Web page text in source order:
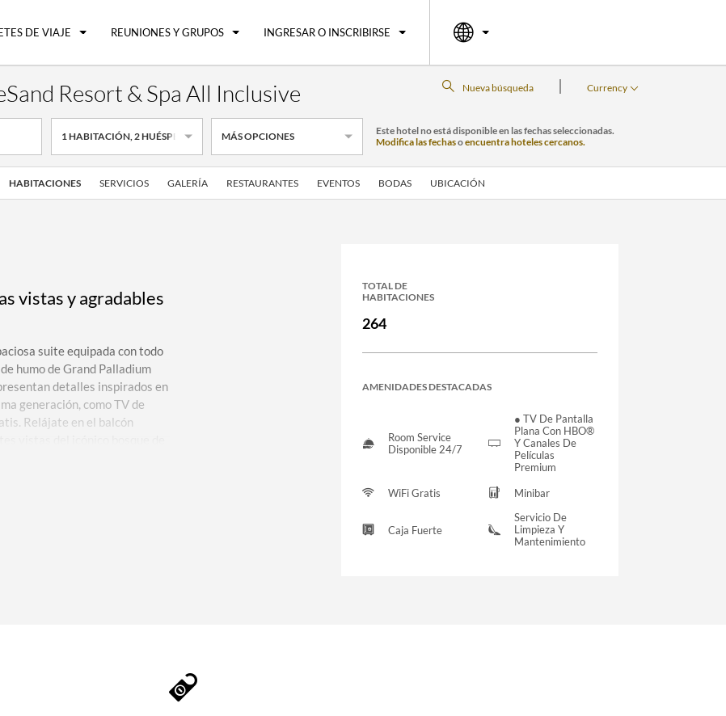
DE VIAJE REUNIONES Y GRUPOS INGRESAR O INSCRIBIRSE
Resort & Spa All Inclusive Nueva búsqueda | Currency
1HABITACIÓN,2HUÉSPEDES POR HABITACIÓN
MÁS OPCIONES
Este hotel no está disponible en las fechas seleccionadas.
Modifica las fechasoencuentra hoteles cercanos.
HABITACIONES SERVICIOS GALERÍA RESTAURANTES EVENTOS BODAS UBICACIÓN
TOTAL DE
HABITACIONES
264
AMENIDADES DESTACADAS
Room Service
Disponible 24/7
● TV De Pantalla
Plana Con HBO®
Y Canales De
Películas
Premium
WiFi Gratis
Minibar
Caja Fuerte
Servicio De
Limpieza Y
Mantenimiento
vistas y agradables
suite equipada con todo
humo de Grand Palladium
detalles inspirados en
generación, como TV de
Relájate en el balcón
con un sofá cama mientras
7 (se aplica un cargo de